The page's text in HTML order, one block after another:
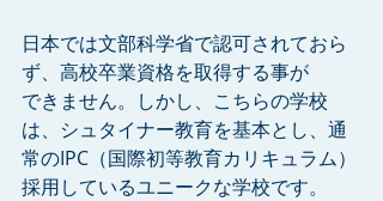
日本では文部科学省で認可されておら
ず、高校卒業資格を取得する事が
できません。しかし、こちらの学校
は、シュタイナー教育を基本とし、通
常のIPC（国際初等教育カリキュラム）
採用しているユニークな学校です。